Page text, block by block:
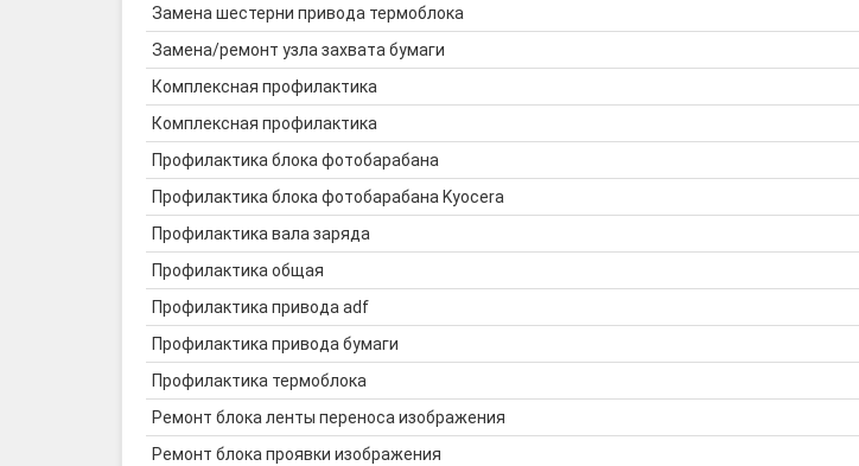
Замена шестерни привода термоблока
Замена/ремонт узла захвата бумаги
Комплексная профилактика
Комплексная профилактика
Профилактика блока фотобарабана
Профилактика блока фотобарабана Kyocera
Профилактика вала заряда
Профилактика общая
Профилактика привода adf
Профилактика привода бумаги
Профилактика термоблока
Ремонт блока ленты переноса изображения
Ремонт блока проявки изображения